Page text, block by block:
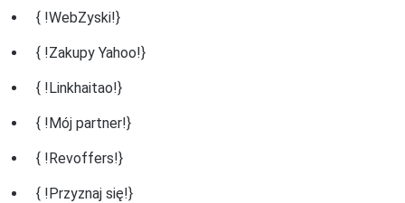
{ !WebZyski!}
{ !Zakupy Yahoo!}
{ !Linkhaitao!}
{ !Mój partner!}
{ !Revoffers!}
{ !Przyznaj się!}